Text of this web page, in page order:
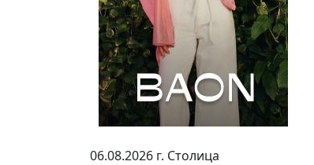
06.08.2026 г. Столица